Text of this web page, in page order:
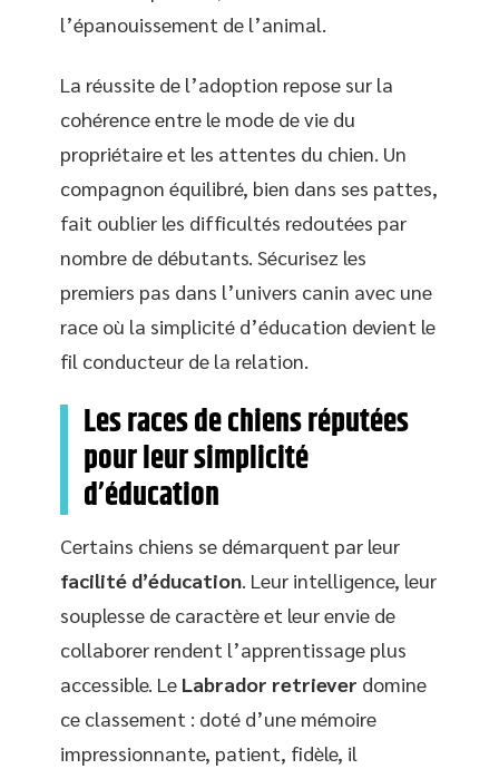
l’épanouissement de l’animal.
La réussite de l’adoption repose sur la
cohérence entre le mode de vie du
propriétaire et les attentes du chien. Un
compagnon équilibré, bien dans ses pattes,
fait oublier les difficultés redoutées par
nombre de débutants. Sécurisez les
premiers pas dans l’univers canin avec une
race où la simplicité d’éducation devient le
fil conducteur de la relation.
Les races de chiens réputées
pour leur simplicité
d’éducation
Certains chiens se démarquent par leur
facilité d’éducation . Leur intelligence, leur
souplesse de caractère et leur envie de
collaborer rendent l’apprentissage plus
accessible. Le Labrador retriever domine
ce classement : doté d’une mémoire
impressionnante, patient, fidèle, il